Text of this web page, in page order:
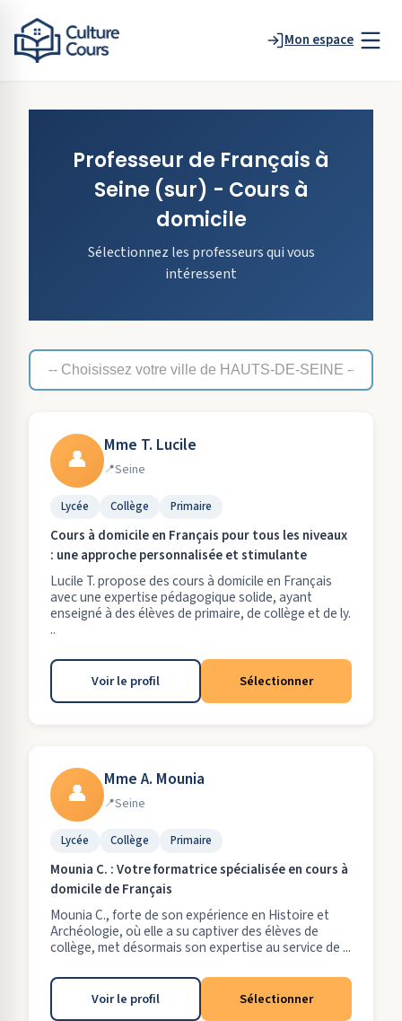
Mon espace
Professeur de Français à
Seine (sur) - Cours à
domicile
Sélectionnez les professeurs qui vous
intéressent
👤 Mme T. Lucile
Seine
Lycée Collège Primaire
Cours à domicile en Français pour tous les niveaux
: une approche personnalisée et stimulante
Lucile T. propose des cours à domicile en Français
avec une expertise pédagogique solide, ayant
enseigné à des élèves de primaire, de collège et de ly.
..
Voir le profil Sélectionner
👤 Mme A. Mounia
Seine
Lycée Collège Primaire
Mounia C. : Votre formatrice spécialisée en cours à
domicile de Français
Mounia C., forte de son expérience en Histoire et
Archéologie, où elle a su captiver des élèves de
collège, met désormais son expertise au service de ...
Voir le profil Sélectionner